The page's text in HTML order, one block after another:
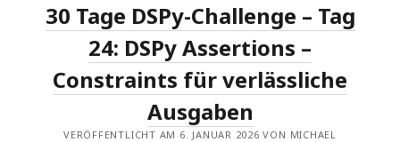
&
26:
DAS
KOMPILIERTE
PROGRAMM
–
VON
DER
ENTWICKLUNG
ZUR
30 Tage DSPy-Challenge – Tag
24: DSPy Assertions –
Constraints für verlässliche
Ausgaben
VERÖFFENTLICHT AM 6. JANUAR 2026 VON MICHAEL